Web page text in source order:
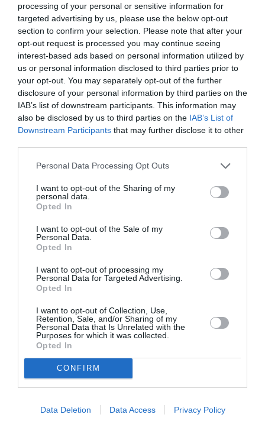
processing of your personal or sensitive information for
targeted advertising by us, please use the below opt-out
section to confirm your selection. Please note that after your
opt-out request is processed you may continue seeing
interest-based ads based on personal information utilized by
us or personal information disclosed to third parties prior to
your opt-out. You may separately opt-out of the further
disclosure of your personal information by third parties on the
IAB’s list of downstream participants. This information may
also be disclosed by us to third parties on the IAB’s List of
Downstream Participants that may further disclose it to other
Personal Data Processing Opt Outs
I want to opt-out of the Sharing of my
personal data.
Opted In
I want to opt-out of the Sale of my
Personal Data.
Opted In
I want to opt-out of processing my
Personal Data for Targeted Advertising.
Opted In
I want to opt-out of Collection, Use,
Retention, Sale, and/or Sharing of my
Personal Data that Is Unrelated with the
Purposes for which it was collected.
Opted In
CONFIRM
Data Deletion Data Access Privacy Policy
τουρισμό και μετά ανησυχητική
ησυχία
09/06/2021 19:07
Με μικρές ανάσες τα Σαββατοκύριακα, με μία ή
δύο διανυκτερεύσεις, που δεν είναι ικανές ούτε να